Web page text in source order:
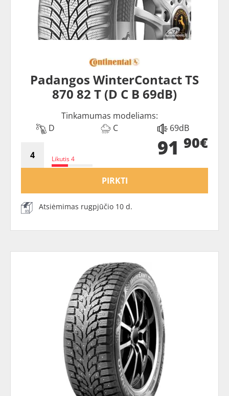
Padangos WinterContact TS
870 82 T (D C B 69dB)
Tinkamumas modeliams:
D
C 69dB
Likutis 4 91 90€
PIRKTI
Atsiėmimas rugpjūčio 10 d.